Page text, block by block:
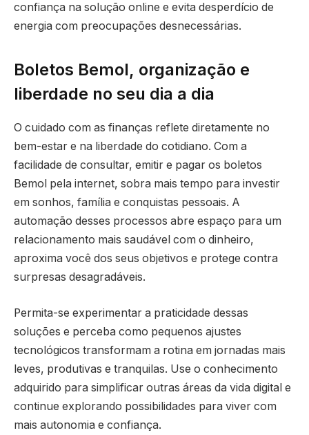
confiança na solução online e evita desperdício de
energia com preocupações desnecessárias.
Boletos Bemol, organização e
liberdade no seu dia a dia
O cuidado com as finanças reflete diretamente no
bem-estar e na liberdade do cotidiano. Com a
facilidade de consultar, emitir e pagar os boletos
Bemol pela internet, sobra mais tempo para investir
em sonhos, família e conquistas pessoais. A
automação desses processos abre espaço para um
relacionamento mais saudável com o dinheiro,
aproxima você dos seus objetivos e protege contra
surpresas desagradáveis.
Permita-se experimentar a praticidade dessas
soluções e perceba como pequenos ajustes
tecnológicos transformam a rotina em jornadas mais
leves, produtivas e tranquilas. Use o conhecimento
adquirido para simplificar outras áreas da vida digital e
continue explorando possibilidades para viver com
mais autonomia e confiança.